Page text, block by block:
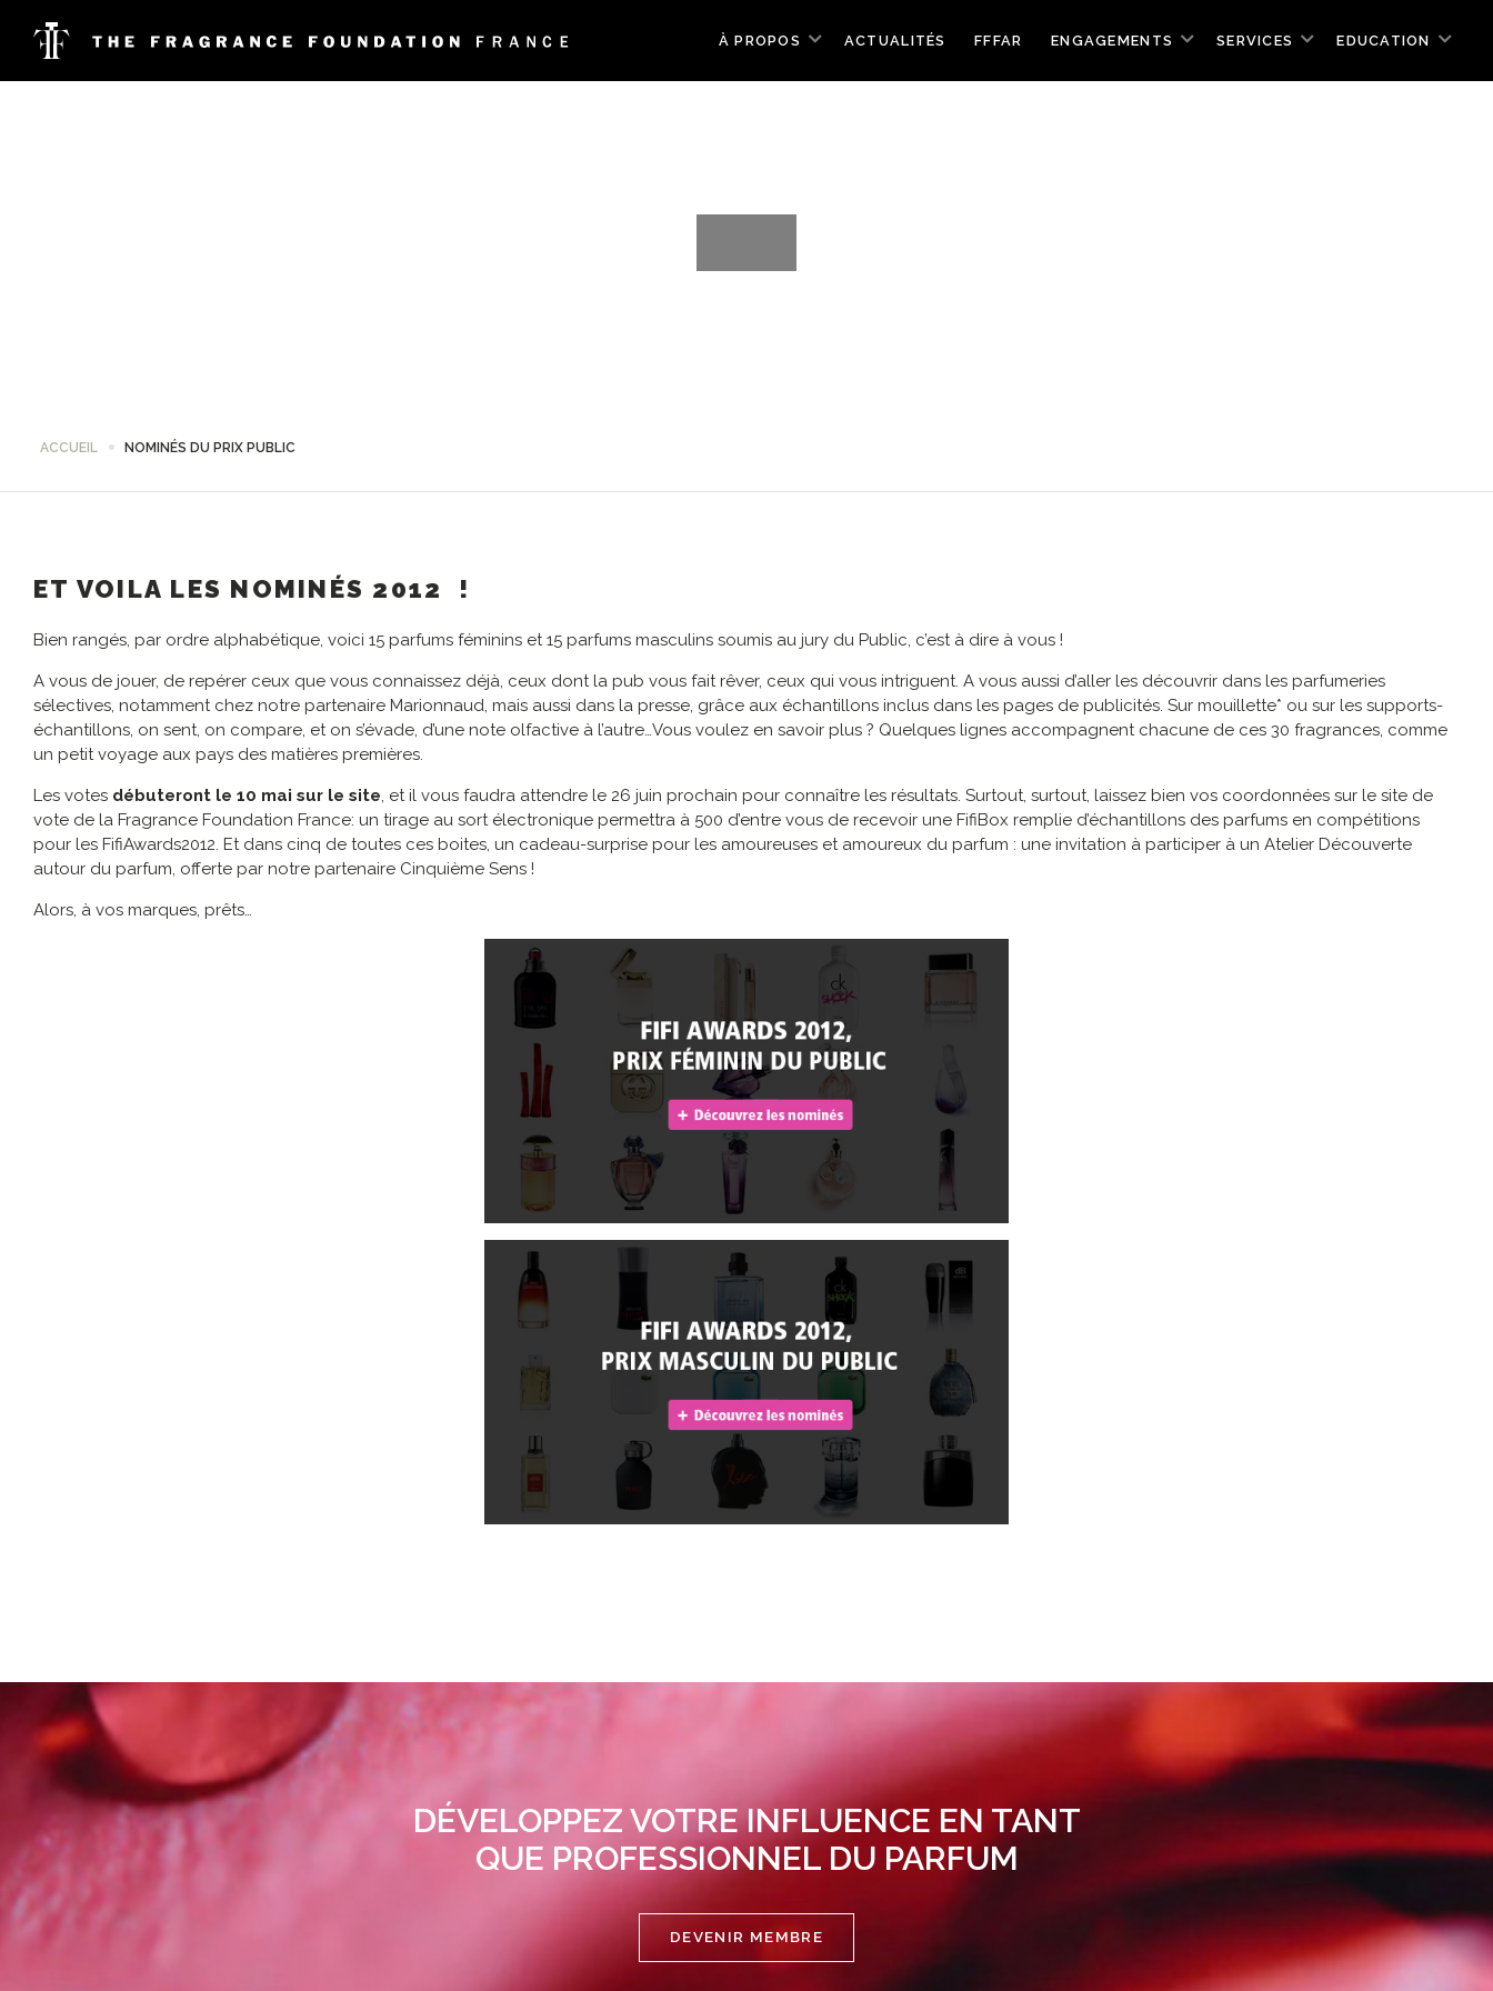
À PROPOS ACTUALITÉS FFFAR ENGAGEMENTS SERVICES EDUCATION
ACCUEIL NOMINÉS DU PRIX PUBLIC
ET VOILA LES NOMINÉS 2012 !
Bien rangés, par ordre alphabétique, voici 15 parfums féminins et 15 parfums masculins soumis au jury du Public, c’est à dire à vous !
A vous de jouer, de repérer ceux que vous connaissez déjà, ceux dont la pub vous fait rêver, ceux qui vous intriguent. A vous aussi d’aller les découvrir dans les parfumeries
sélectives, notamment chez notre partenaire Marionnaud, mais aussi dans la presse, grâce aux échantillons inclus dans les pages de publicités. Sur mouillette* ou sur les supports-
échantillons, on sent, on compare, et on s’évade, d’une note olfactive à l’autre…Vous voulez en savoir plus ? Quelques lignes accompagnent chacune de ces 30 fragrances, comme
un petit voyage aux pays des matières premières.
Les votes débuteront le 10 mai sur le site, et il vous faudra attendre le 26 juin prochain pour connaître les résultats. Surtout, surtout, laissez bien vos coordonnées sur le site de
vote de la Fragrance Foundation France: un tirage au sort électronique permettra à 500 d’entre vous de recevoir une FifiBox remplie d’échantillons des parfums en compétitions
pour les FifiAwards2012. Et dans cinq de toutes ces boites, un cadeau-surprise pour les amoureuses et amoureux du parfum : une invitation à participer à un Atelier Découverte
autour du parfum, offerte par notre partenaire Cinquième Sens !
Alors, à vos marques, prêts…
DÉVELOPPEZ VOTRE INFLUENCE EN TANT
QUE PROFESSIONNEL DU PARFUM
DEVENIR MEMBRE